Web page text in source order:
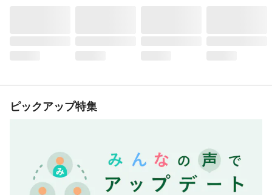
ピックアップ特集